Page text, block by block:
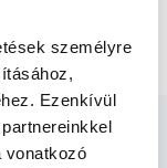
személyre
Ezenkívül
vonatkozó